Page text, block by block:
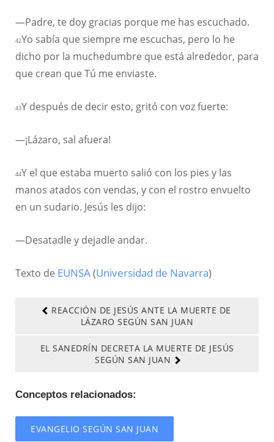
—Padre, te doy gracias porque me has escuchado.
42Yo sabía que siempre me escuchas, pero lo he
dicho por la muchedumbre que está alrededor, para
que crean que Tú me enviaste.
43Y después de decir esto, gritó con voz fuerte:
—¡Lázaro, sal afuera!
44Y el que estaba muerto salió con los pies y las
manos atados con vendas, y con el rostro envuelto
en un sudario. Jesús les dijo:
—Desatadle y dejadle andar.
Texto de EUNSA(Universidad de Navarra)
REACCIÓN DE JESÚS ANTE LA MUERTE DE
LÁZARO SEGÚN SAN JUAN
EL SANEDRÍN DECRETA LA MUERTE DE JESÚS
SEGÚN SAN JUAN
Conceptos relacionados:
EVANGELIO SEGÚN SAN JUAN